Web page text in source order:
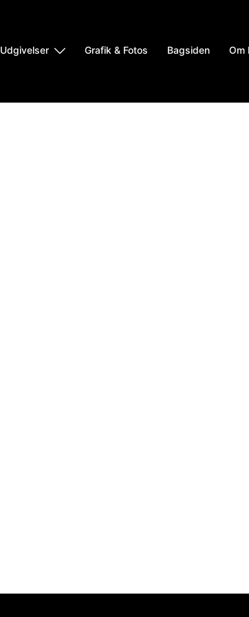
Udgivelser Grafik & Fotos Bagsiden Om